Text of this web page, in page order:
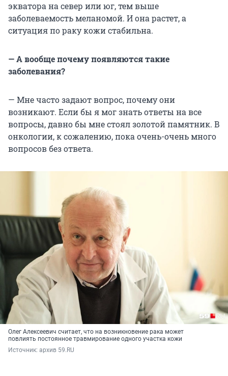
экватора на север или юг, тем выше
заболеваемость меланомой. И она растет, а
ситуация по раку кожи стабильна.
— А вообще почему появляются такие
заболевания?
— Мне часто задают вопрос, почему они
возникают. Если бы я мог знать ответы на все
вопросы, давно бы мне стоял золотой памятник. В
онкологии, к сожалению, пока очень-очень много
вопросов без ответа.
Олег Алексеевич считает, что на возникновение рака может
повлиять постоянное травмирование одного участка кожи
Источник: архив 59.RU